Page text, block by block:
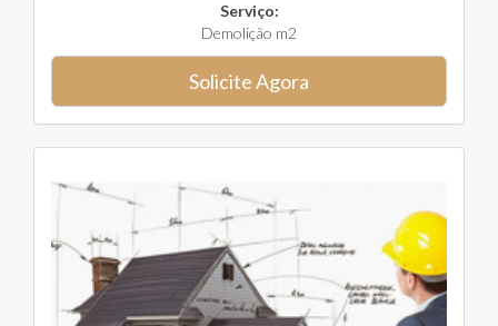
Serviço:
Demolição m2
Solicite Agora